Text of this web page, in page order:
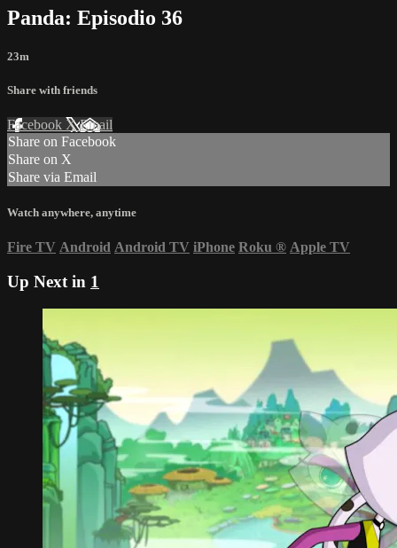
Panda: Episodio 36
23m
Share with friends
Facebook XEmail
Share on Facebook
Share on X
Share via Email
Watch anywhere, anytime
Fire TV Android Android TV iPhone Roku ® Apple TV
Up Next in 1